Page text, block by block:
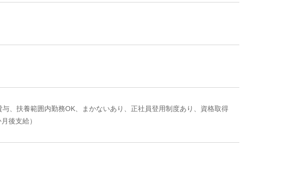
、扶養範囲内勤務OK、まかないあり、正社員登用制度あり、資格取得
後支給）